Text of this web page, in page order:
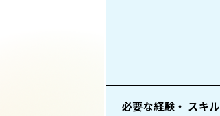
必要な経験・ スキル